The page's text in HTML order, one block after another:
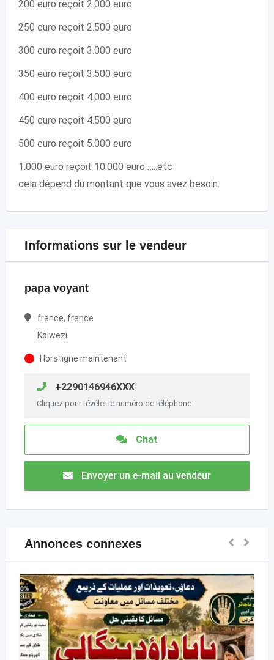
200 euro reçoit 2.000 euro
250 euro reçoit 2.500 euro
300 euro reçoit 3.000 euro
350 euro reçoit 3.500 euro
400 euro reçoit 4.000 euro
450 euro reçoit 4.500 euro
500 euro reçoit 5.000 euro
1.000 euro reçoit 10.000 euro …..etc
cela dépend du montant que vous avez besoin.
Informations sur le vendeur
papa voyant
france, france
Kolwezi
Hors ligne maintenant
+2290146946XXX
Cliquez pour révéler le numéro de téléphone
Chat
Envoyer un e-mail au vendeur
Annonces connexes